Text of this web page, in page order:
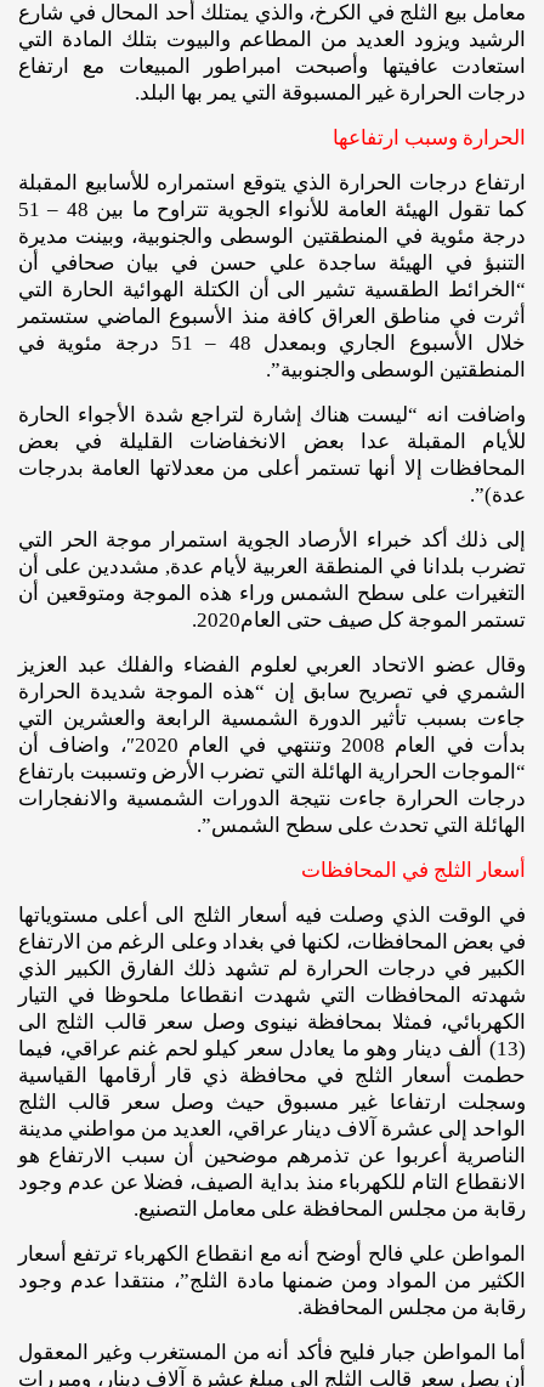
معامل بيع الثلج في الكرخ، والذي يمتلك أحد المحال في شارع
الرشيد ويزود العديد من المطاعم والبيوت بتلك المادة التي
استعادت عافيتها وأصبحت امبراطور المبيعات مع ارتفاع
درجات الحرارة غير المسبوقة التي يمر بها البلد.
الحرارة وسبب ارتفاعها
ارتفاع درجات الحرارة الذي يتوقع استمراره للأسابيع المقبلة
كما تقول الهيئة العامة للأنواء الجوية تتراوح ما بين 48 – 51
درجة مئوية في المنطقتين الوسطى والجنوبية، وبينت مديرة
التنبؤ في الهيئة ساجدة علي حسن في بيان صحافي أن
“الخرائط الطقسية تشير الى أن الكتلة الهوائية الحارة التي
أثرت في مناطق العراق كافة منذ الأسبوع الماضي ستستمر
خلال الأسبوع الجاري وبمعدل 48 – 51 درجة مئوية في
المنطقتين الوسطى والجنوبية”.
واضافت انه “ليست هناك إشارة لتراجع شدة الأجواء الحارة
للأيام المقبلة عدا بعض الانخفاضات القليلة في بعض
المحافظات إلا أنها تستمر أعلى من معدلاتها العامة بدرجات
عدة)”.
إلى ذلك أكد خبراء الأرصاد الجوية استمرار موجة الحر التي
تضرب بلدانا في المنطقة العربية لأيام عدة, مشددين على أن
التغيرات على سطح الشمس وراء هذه الموجة ومتوقعين أن
تستمر الموجة كل صيف حتى العام2020.
وقال عضو الاتحاد العربي لعلوم الفضاء والفلك عبد العزيز
الشمري في تصريح سابق إن “هذه الموجة شديدة الحرارة
جاءت بسبب تأثير الدورة الشمسية الرابعة والعشرين التي
بدأت في العام 2008 وتنتهي في العام 2020″، واضاف أن
“الموجات الحرارية الهائلة التي تضرب الأرض وتسببت بارتفاع
درجات الحرارة جاءت نتيجة الدورات الشمسية والانفجارات
الهائلة التي تحدث على سطح الشمس”.
أسعار الثلج في المحافظات
في الوقت الذي وصلت فيه أسعار الثلج الى أعلى مستوياتها
في بعض المحافظات، لكنها في بغداد وعلى الرغم من الارتفاع
الكبير في درجات الحرارة لم تشهد ذلك الفارق الكبير الذي
شهدته المحافظات التي شهدت انقطاعا ملحوظا في التيار
الكهربائي، فمثلا بمحافظة نينوى وصل سعر قالب الثلج الى
(13) ألف دينار وهو ما يعادل سعر كيلو لحم غنم عراقي، فيما
حطمت أسعار الثلج في محافظة ذي قار أرقامها القياسية
وسجلت ارتفاعا غير مسبوق حيث وصل سعر قالب الثلج
الواحد إلى عشرة آلاف دينار عراقي، العديد من مواطني مدينة
الناصرية أعربوا عن تذمرهم موضحين أن سبب الارتفاع هو
الانقطاع التام للكهرباء منذ بداية الصيف، فضلا عن عدم وجود
رقابة من مجلس المحافظة على معامل التصنيع.
المواطن علي فالح أوضح أنه مع انقطاع الكهرباء ترتفع أسعار
الكثير من المواد ومن ضمنها مادة الثلج”، منتقدا عدم وجود
رقابة من مجلس المحافظة.
أما المواطن جبار فليح فأكد أنه من المستغرب وغير المعقول
أن يصل سعر قالب الثلج الى مبلغ عشرة آلاف دينار، ومبررات